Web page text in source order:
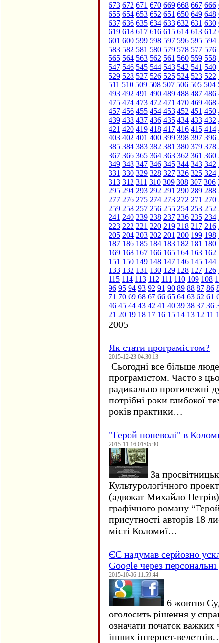
673 672 671 670 669 668 667 666
655 654 653 652 651 650 649 648
637 636 635 634 633 632 631 630
619 618 617 616 615 614 613 612
601 600 599 598 597 596 595 594
583 582 581 580 579 578 577 576
565 564 563 562 561 560 559 558
547 546 545 544 543 542 541 540
529 528 527 526 525 524 523 522
511 510 509 508 507 506 505 504
493 492 491 490 489 488 487 486
475 474 473 472 471 470 469 468
457 456 455 454 453 452 451 450
439 438 437 436 435 434 433 432
421 420 419 418 417 416 415 414
403 402 401 400 399 398 397 396
385 384 383 382 381 380 379 378
367 366 365 364 363 362 361 360
349 348 347 346 345 344 343 342
331 330 329 328 327 326 325 324
313 312 311 310 309 308 307 306
295 294 293 292 291 290 289 288
277 276 275 274 273 272 271 270
259 258 257 256 255 254 253 252
241 240 239 238 237 236 235 234
223 222 221 220 219 218 217 216
205 204 203 202 201 200 199 198
187 186 185 184 183 182 181 180
169 168 167 166 165 164 163 162
151 150 149 148 147 146 145 144
133 132 131 130 129 128 127 126
115 114 113 112 111 110 109 108
96 95 94 93 92 91 90 89 88 87 86
71 70 69 68 67 66 65 64 63 62 61
46 45 44 43 42 41 40 39 38 37 36
21 20 19 18 17 16 15 14 13 12 11
2005
Як стати програмістом?
2015-12-23 04:30:13
Сьогодні все більше
програмістом. Часто з
радикально протилежні
потрібні роки глибокої
років практики…
"Герой поневолі" в
2015-11-16 01:05:30
За
Культурологічного
(адвокат Михайло
графічного роману
присутності авторів 18
місті Коломиї…
ЄC надумав серйозно
Google через персональні
2015-10-06 11:59:44
6 жовтня
оголосить рішення у
означати початок важких
інших інтернет-